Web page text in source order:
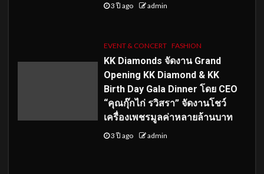
3 ปี ago admin
EVENT & CONCERT FASHION
KK Diamonds จัดงาน Grand
Opening KK Diamond & KK
Birth Day Gala Dinner โดย CEO
“คุณกุ๊กไก่ รวิสรา” จัดงานโชว์
เครื่องเพชรมูลค่าหลายล้านบาท
3 ปี ago admin